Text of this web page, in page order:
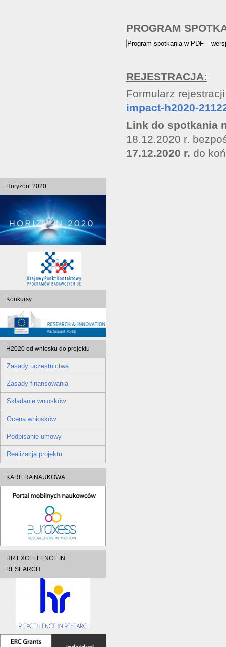
PROGRAM
Program spotkania w PDF –
REJESTRACJA:
Formularz
impact-h2020-
Link do spotkania
18.12.2020 r.
17.12.2020 r. do
Horyzont 2020
Konkursy
H2020 od wniosku do projektu
Zasady uczestnictwa
Zasady finansowania
Składanie wniosków
Ocena wniosków
Podpisanie umowy
Realizacja projektu
KARIERA NAUKOWA
HR EXCELLENCE IN
RESEARCH